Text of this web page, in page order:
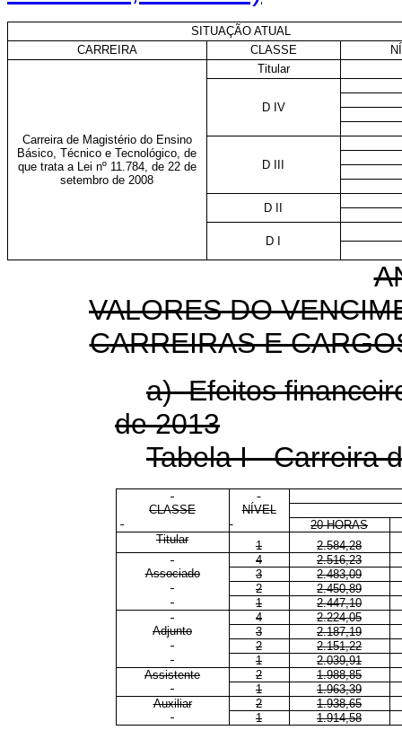
SITUAÇÃO ATUAL
CARREIRA
CLASSE
Carreira de Magistério do Ensino
Básico, Técnico e Tecnológico, de
que trata a Lei nº 11.784, de 22 de
setembro de 2008
Titular
D IV
D III
D II
D I
VALORES DO
CARREIRAS E
a) Efeitos
de 2013
Tabela I - Carreira
CLASSE
NÍVEL
20 HORAS
Titular
1
2.584,28
4
2.516,23
Associado
3
2.483,09
2
2.450,89
1
2.447,10
4
2.224,05
Adjunto
3
2.187,19
2
2.151,22
1
2.039,91
Assistente
2
1.988,85
1
1.963,39
Auxiliar
2
1.938,65
1
1.914,58